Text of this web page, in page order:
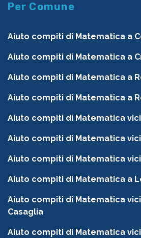
Per Comune
Aiuto compiti di Matematica a
Aiuto compiti di Matematica a
Aiuto compiti di Matematica a
Aiuto compiti di Matematica a
Aiuto compiti di Matematica
Aiuto compiti di Matematica
Aiuto compiti di Matematica
Aiuto compiti di Matematica a
Aiuto compiti di Matematica
Casaglia
Aiuto compiti di Matematica